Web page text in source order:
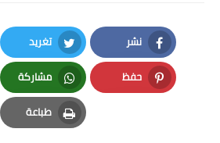
نشر
Facebook
تغريد
Twitter
حفظ
Pinterest
مشاركة
Whatsapp
طباعة
Print